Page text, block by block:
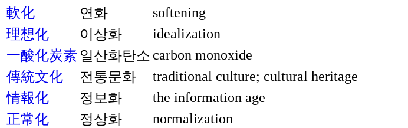
軟化
연화
softening
理想化
이상화
idealization
一酸化炭素 일산화탄소 carbon monoxide
傳統文化
전통문화
traditional culture; cultural heritage
情報化
정보화
the information age
正常化
정상화
normalization